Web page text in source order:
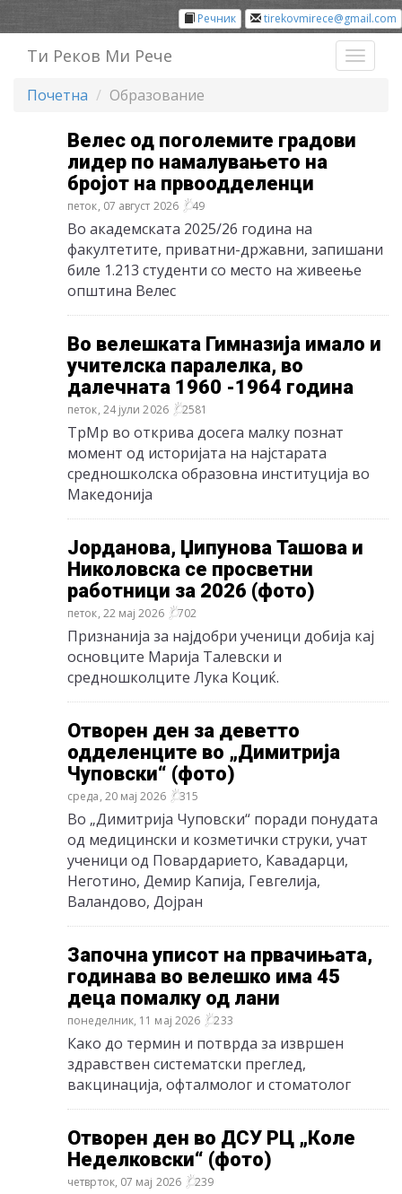
tirekovmirece@gmail.com
Речник
Toggle
Ти Реков Ми Рече
Почетна Образование
Велес од поголемите градови
лидер по намалувањето на
бројот на првоодделенци
петок, 07 август 2026 49
Во академската 2025/26 година на
факултетите, приватни-државни, запишани
биле 1.213 студенти со место на живеење
општина Велес
Во велешката Гимназија имало и
учителска паралелка, во
далечната 1960 -1964 година
петок, 24 јули 2026 2581
ТрМр во открива досега малку познат
момент од историјата на најстарата
средношколска образовна институција во
Македонија
Јорданова, Џипунова Ташова и
Николовска се просветни
работници за 2026 (фото)
петок, 22 мај 2026 702
Признанија за најдобри ученици добија кај
основците Марија Талевски и
средношколците Лука Коциќ.
Отворен ден за деветто
одделенците во „Димитрија
Чуповски“ (фото)
среда, 20 мај 2026 315
Во „Димитрија Чуповски“ поради понудата
од медицински и козметички струки, учат
ученици од Повардарието, Кавадарци,
Неготино, Демир Капија, Гевгелија,
Валандово, Дојран
Започна уписот на првачињата,
годинава во велешко има 45
деца помалку од лани
понеделник, 11 мај 2026 233
Како до термин и потврда за извршен
здравствен систематски преглед,
вакцинација, офталмолог и стоматолог
Отворен ден во ДСУ РЦ „Коле
Неделковски“ (фото)
четврток, 07 мај 2026 239